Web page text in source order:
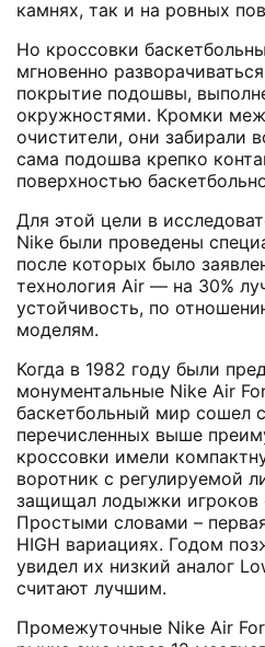
камнях, так и на ровных
Но кроссовки
мгновенно
покрытие подошвы,
окружностями. Кромки
очистители, они забирали
сама подошва крепко
поверхностью
Для этой цели в
Nike были проведены
после которых было
технология Air — на 30%
устойчивость, по
моделям.
Когда в 1982 году были
монументальные Nike Air
баскетбольный мир сошел
перечисленных выше
кроссовки имели
воротник с регулируемой
защищал лодыжки игроков
Простыми словами –
HIGH вариациях. Годом
увидел их низкий аналог
считают лучшим.
Промежуточные Nike Air